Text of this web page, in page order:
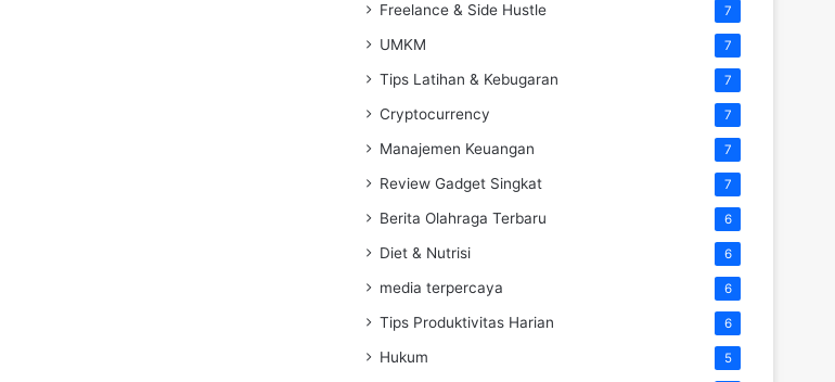
Freelance & Side Hustle 7
UMKM 7
Tips Latihan & Kebugaran 7
Cryptocurrency 7
Manajemen Keuangan 7
Review Gadget Singkat 7
Berita Olahraga Terbaru 6
Diet & Nutrisi 6
media terpercaya 6
Tips Produktivitas Harian 6
Hukum 5